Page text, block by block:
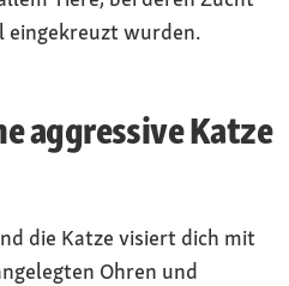
eingekreuzt wurden.
aggressive Katze
die Katze visiert dich mit
Ohren und